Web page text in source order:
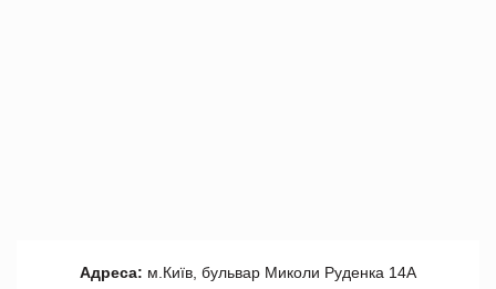
Адреса: м.Київ, бульвар Миколи Руденка 14А